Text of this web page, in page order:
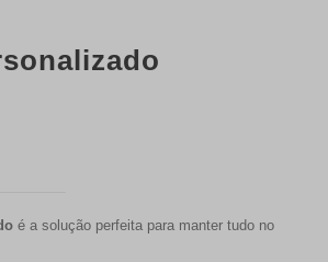
é a solução perfeita para manter tudo no